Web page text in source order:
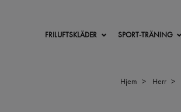
FRILUFTSKLÄDER SPORT-TRÄNING
Hjem Herr